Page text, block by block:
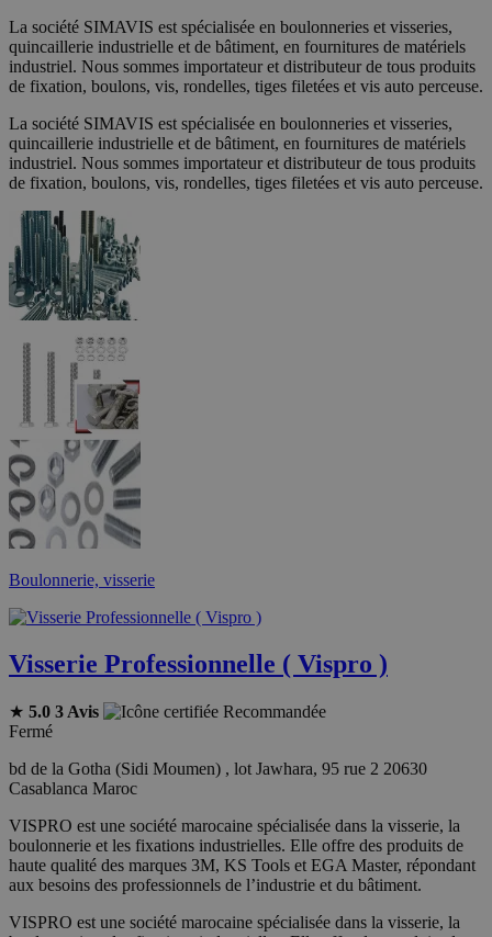
La société SIMAVIS est spécialisée en boulonneries et visseries,
quincaillerie industrielle et de bâtiment, en fournitures de matériels
industriel. Nous sommes importateur et distributeur de tous produits
de fixation, boulons, vis, rondelles, tiges filetées et vis auto perceuse.
La société SIMAVIS est spécialisée en boulonneries et visseries,
quincaillerie industrielle et de bâtiment, en fournitures de matériels
industriel. Nous sommes importateur et distributeur de tous produits
de fixation, boulons, vis, rondelles, tiges filetées et vis auto perceuse.
Boulonnerie, visserie
Visserie Professionnelle ( Vispro )
★ 5.0 3 Avis
Recommandée
Fermé
bd de la Gotha (Sidi Moumen) , lot Jawhara, 95 rue 2 20630
Casablanca Maroc
VISPRO est une société marocaine spécialisée dans la visserie, la
boulonnerie et les fixations industrielles. Elle offre des produits de
haute qualité des marques 3M, KS Tools et EGA Master, répondant
aux besoins des professionnels de l’industrie et du bâtiment.
VISPRO est une société marocaine spécialisée dans la visserie, la